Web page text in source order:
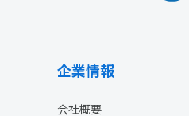
企業情報
会社概要